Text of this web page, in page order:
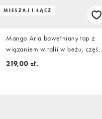
MIESZAJ I ŁĄCZ
Mango Aria bawełniany top z
wiązaniem w talii w beżu, część
zestawu
219,00 zł.